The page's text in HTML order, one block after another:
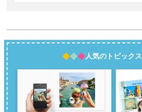
人気のトピックス